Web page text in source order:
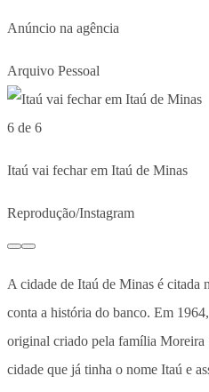
Anúncio na agência
Arquivo Pessoal
6 de 6
Itaú vai fechar em Itaú de Minas
Reprodução/Instagram
A cidade de Itaú de Minas é citada
conta a história do banco. Em
original criado pela família Moreira
cidade que já tinha o nome Itaú e